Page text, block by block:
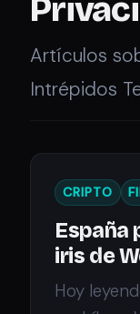
Artículos
Intrépidos
CRIPTO
España
iris de
Hoy